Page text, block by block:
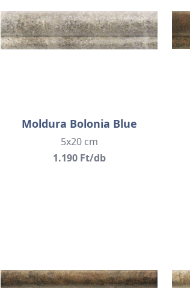
Moldura Bolonia Blue
5x20 cm
1.190 Ft/db